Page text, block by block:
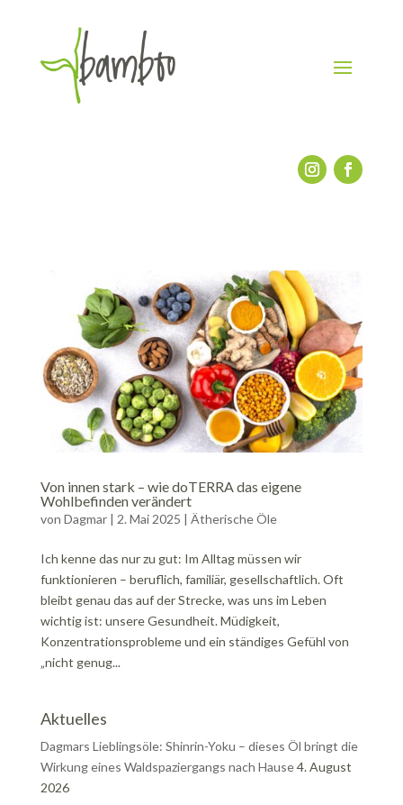
Von innen stark – wie doTERRA das eigene
Wohlbefinden verändert
von Dagmar| 2. Mai 2025 | Ätherische Öle
Ich kenne das nur zu gut: Im Alltag müssen wir
funktionieren – beruflich, familiär, gesellschaftlich. Oft
bleibt genau das auf der Strecke, was uns im Leben
wichtig ist: unsere Gesundheit. Müdigkeit,
Konzentrationsprobleme und ein ständiges Gefühl von
„nicht genug...
Aktuelles
Dagmars Lieblingsöle: Shinrin-Yoku – dieses Öl bringt die
Wirkung eines Waldspaziergangs nach Hause4. August
2026